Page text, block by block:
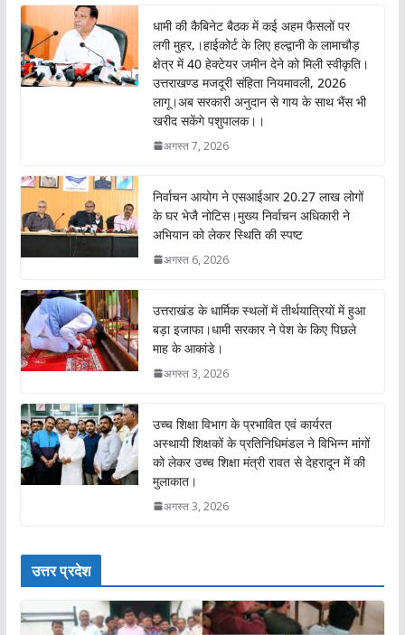
o
o
k
A
p
p
धामी की कैबिनेट बैठक में कई अहम फैसलों पर
लगी मुहर,।हाईकोर्ट के लिए हल्द्वानी के लामाचौड़
क्षेत्र में 40 हेक्टेयर जमीन देने को मिली स्वीकृति।
उत्तराखण्ड मजदूरी संहिता नियमावली, 2026
लागू।अब सरकारी अनुदान से गाय के साथ भैंस भी
खरीद सकेंगे पशुपालक।।
अगस्त 7, 2026
निर्वाचन आयोग ने एसआईआर 20.27 लाख लोगों
के घर भेजै नोटिस।मुख्य निर्वाचन अधिकारी ने
अभियान को लेकर स्थिति की स्पष्ट
अगस्त 6, 2026
उत्तराखंड के धार्मिक स्थलों में तीर्थयात्रियों में हुआ
बड़ा इजाफा।धामी सरकार ने पेश के किए पिछले
माह के आकांडे।
अगस्त 3, 2026
उच्च शिक्षा विभाग के प्रभावित एवं कार्यरत
अस्थायी शिक्षकों के प्रतिनिधिमंडल ने विभिन्न मांगों
को लेकर उच्च शिक्षा मंत्री रावत से देहरादून में की
मुलाकात।
अगस्त 3, 2026
उत्तर प्रदेश